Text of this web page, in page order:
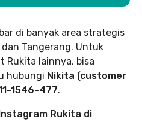
di banyak area strategis
Tangerang. Untuk
Rukita lainnya, bisa
hubungi Nikita (customer
1546-477.
Rukita di